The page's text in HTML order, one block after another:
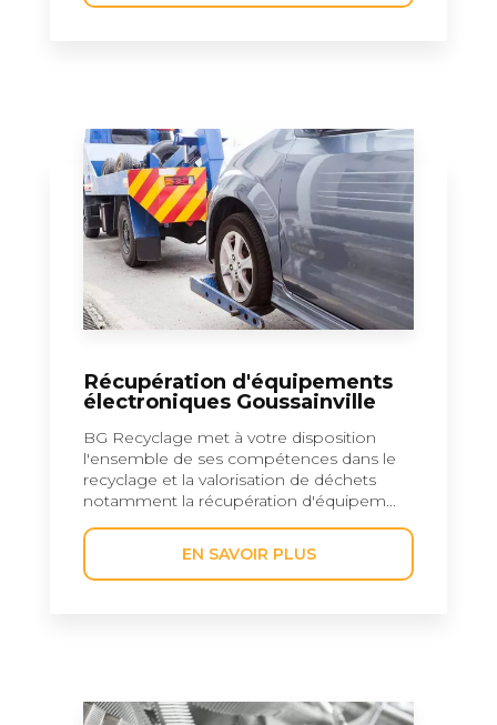
Récupération d'équipements
électroniques Goussainville
BG Recyclage met à votre disposition
l'ensemble de ses compétences dans le
recyclage et la valorisation de déchets
notamment la récupération d'équipem...
EN SAVOIR PLUS